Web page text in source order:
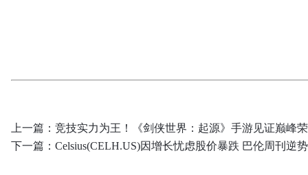
上一篇： 竞技实力为王！《剑侠世界：起源》手游见证巅峰
下一篇： Celsius(CELH.US)因增长忧虑股价暴跌 巴伦周刊逆